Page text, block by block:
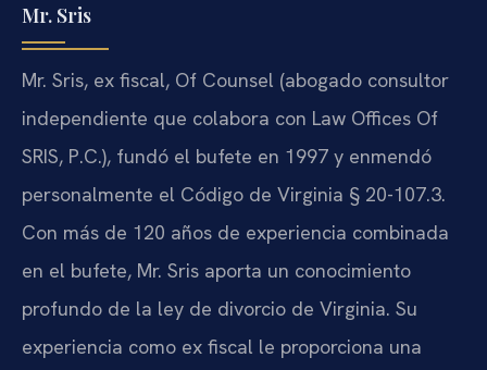
Mr. Sris
Mr. Sris, ex fiscal, Of Counsel (abogado consultor
independiente que colabora con Law Offices Of
SRIS, P.C.), fundó el bufete en 1997 y enmendó
personalmente el Código de Virginia § 20-107.3.
Con más de 120 años de experiencia combinada
en el bufete, Mr. Sris aporta un conocimiento
profundo de la ley de divorcio de Virginia. Su
experiencia como ex fiscal le proporciona una